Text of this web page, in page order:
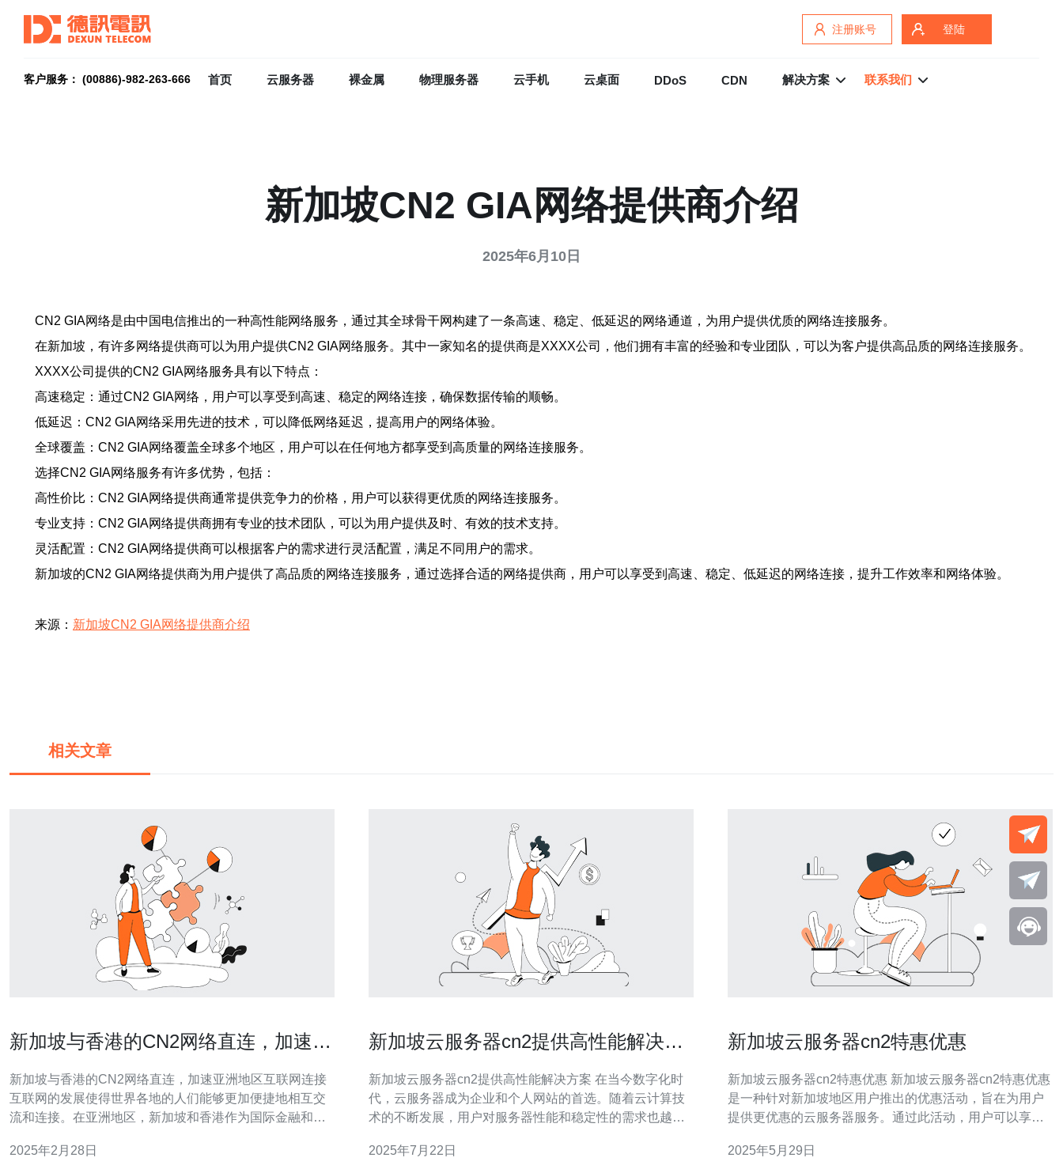
注册账号 登陆
客户服务： (00886)-982-263-666 首页 云服务器 裸金属 物理服务器 云手机 云桌面 DDoS CDN 解决方案 联系我们
新加坡CN2 GIA网络提供商介绍
2025年6月10日
CN2 GIA网络是由中国电信推出的一种高性能网络服务，通过其全球骨干网构建了一条高速、稳定、低延迟的网络通道，为用户提供优质的网络连接服务。
在新加坡，有许多网络提供商可以为用户提供CN2 GIA网络服务。其中一家知名的提供商是XXXX公司，他们拥有丰富的经验和专业团队，可以为客户提供高品质的网络连接服务。
XXXX公司提供的CN2 GIA网络服务具有以下特点：
高速稳定：通过CN2 GIA网络，用户可以享受到高速、稳定的网络连接，确保数据传输的顺畅。
低延迟：CN2 GIA网络采用先进的技术，可以降低网络延迟，提高用户的网络体验。
全球覆盖：CN2 GIA网络覆盖全球多个地区，用户可以在任何地方都享受到高质量的网络连接服务。
选择CN2 GIA网络服务有许多优势，包括：
高性价比：CN2 GIA网络提供商通常提供竞争力的价格，用户可以获得更优质的网络连接服务。
专业支持：CN2 GIA网络提供商拥有专业的技术团队，可以为用户提供及时、有效的技术支持。
灵活配置：CN2 GIA网络提供商可以根据客户的需求进行灵活配置，满足不同用户的需求。
新加坡的CN2 GIA网络提供商为用户提供了高品质的网络连接服务，通过选择合适的网络提供商，用户可以享受到高速、稳定、低延迟的网络连接，提升工作效率和网络体验。
来源： 新加坡CN2 GIA网络提供商介绍
相关文章
新加坡与香港的CN2网络直连，加速亚
新加坡与香港的CN2网络直连，加速亚洲地区互联网连接
互联网的发展使得世界各地的人们能够更加便捷地相互交
流和连接。在亚洲地区，新加坡和香港作为国际金融和商
和个人至关重要。近年来，新加坡和香港之间的CN2网络
2025年2月28日
新加坡云服务器cn2提供高性能解决方
新加坡云服务器cn2提供高性能解决方案 在当今数字化时
代，云服务器成为企业和个人网站的首选。随着云计算技
术的不断发展，用户对服务器性能和稳定性的需求也越来
户青睐，成为解决方案的首选之一。 新加坡云服务器cn2
2025年7月22日
新加坡云服务器cn2特惠优惠
新加坡云服务器cn2特惠优惠 新加坡云服务器cn2特惠优惠
是一种针对新加坡地区用户推出的优惠活动，旨在为用户
提供更优惠的云服务器服务。通过此活动，用户可以享受
器需求。 在新加坡云服务器cn2特惠优惠活动中，用户可
2025年5月29日